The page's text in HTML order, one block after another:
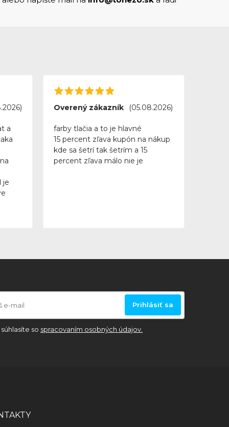
a
je
Overený zákazník (05.08.2026)
farby tlačia a to je hlavné
15 percent zľava kupón na nákup
kde sa šetrí tak šetrím a 15
percent zľava málo nie je
Prihlásiť sa
so spracovaním osobných údajov.